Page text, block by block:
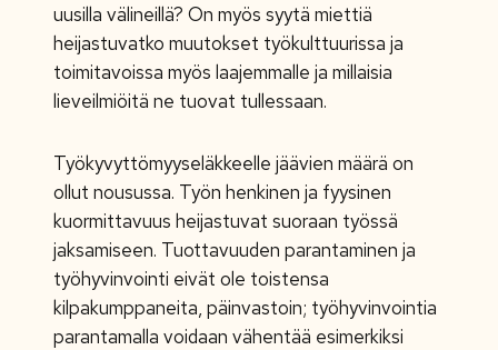
uusilla välineillä? On myös syytä miettiä
heijastuvatko muutokset työkulttuurissa ja
toimitavoissa myös laajemmalle ja millaisia
lieveilmiöitä ne tuovat tullessaan.
Työkyvyttömyyseläkkeelle jäävien määrä on
ollut nousussa. Työn henkinen ja fyysinen
kuormittavuus heijastuvat suoraan työssä
jaksamiseen. Tuottavuuden parantaminen ja
työhyvinvointi eivät ole toistensa
kilpakumppaneita, päinvastoin; työhyvinvointia
parantamalla voidaan vähentää esimerkiksi